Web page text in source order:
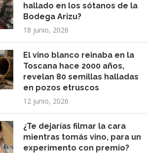
hallado en los sótanos de la
Bodega Arizu?
18 junio, 2026
El vino blanco reinaba en la
Toscana hace 2000 años,
revelan 80 semillas halladas
en pozos etruscos
12 junio, 2026
¿Te dejarías filmar la cara
mientras tomás vino, para un
experimento con premio?